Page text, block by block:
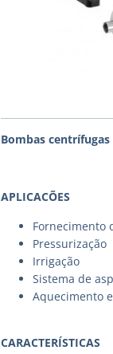
Bombas
APLICACÕES
Fornecimento
Pressurização
Irrigação
Sistema de
Aquecimento
CARACTERÍSTICAS